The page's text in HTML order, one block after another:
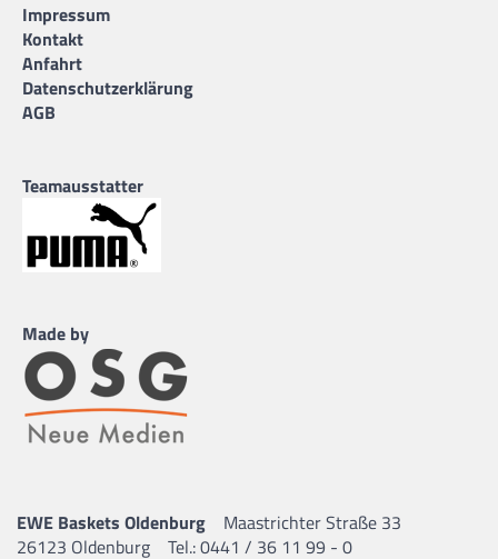
Impressum
Kontakt
Anfahrt
Datenschutzerklärung
AGB
Teamausstatter
Made by
EWE Baskets Oldenburg
Maastrichter Straße 33
26123 Oldenburg
Tel.: 0441 / 36 11 99 - 0